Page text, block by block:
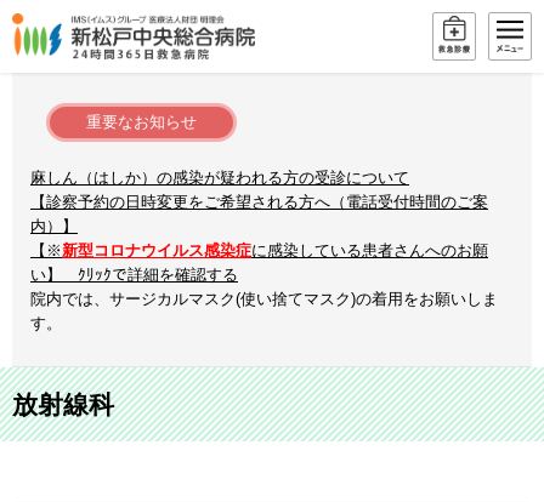
重要なお知らせ
麻しん（はしか）の感染が疑われる方の受診について
【診察予約の日時変更をご希望される方へ（電話受付時間のご案
内）】
【※新型コロナウイルス感染症に感染している患者さんへのお願
い】 ｸﾘｯｸで詳細を確認する
院内では、サージカルマスク(使い捨てマスク)の着用をお願いしま
す。
放射線科